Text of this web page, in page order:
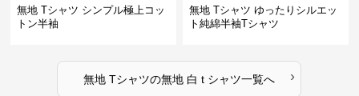
無地 Tシャツ シンプル極上コッ
トン半袖
無地 Tシャツ ゆったりシルエッ
ト純綿半袖Tシャツ
無地 Tシャツの無地 白 t シャツ一覧へ ›